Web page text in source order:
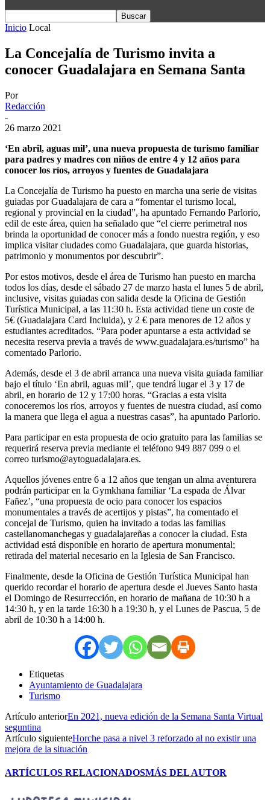
Inicio Local
La Concejalía de Turismo invita a
conocer Guadalajara en Semana Santa
Por
Redacción
-
26 marzo 2021
‘En abril, aguas mil’, una nueva propuesta de turismo familiar
para padres y madres con niños de entre 4 y 12 años para
conocer los ríos, arroyos y fuentes de Guadalajara
La Concejalía de Turismo ha puesto en marcha una serie de visitas
guiadas por Guadalajara de cara a “fomentar el turismo local,
regional y provincial en la ciudad”, ha apuntado Fernando Parlorio,
edil de este área, quien ha señalado que “el cierre perimetral nos
brinda la oportunidad de conocer más a fondo nuestra región, y eso
implica visitar ciudades como Guadalajara, que guarda historias,
patrimonio y monumentos por descubrir”.
Por estos motivos, desde el área de Turismo han puesto en marcha
todos los días, desde el sábado 27 de marzo hasta el lunes 5 de abril,
inclusive, visitas guiadas con salida desde la Oficina de Gestión
Turística Municipal, a las 11:30 h. Esta actividad tiene un coste de
5€ (Guadalajara Card Incluida), y 2 € para menores de 12 años y
estudiantes acreditados. “Para poder apuntarse a esta actividad se
necesita reserva previa a través de www.guadalajara.es/turismo” ha
comentado Parlorio.
Además, desde el 3 de abril arranca una nueva visita guiada familiar
bajo el título ‘En abril, aguas mil’, que tendrá lugar el 3 y 17 de
abril, en horario de 12 y 17:00 horas. “Gracias a esta visita
conoceremos los ríos, arroyos y fuentes de nuestra ciudad, así como
la manera que llega el agua a nuestras casas”, ha apuntado Parlorio.
Para participar en esta propuesta de ocio gratuito para las familias se
requerirá reserva previa mediante el teléfono 949 887 099 o el
correo turismo@aytoguadalajara.es.
Aquellos jóvenes entre 6 a 12 años que tengan un alma aventurera
podrán participar en la Gymkhana familiar ‘La espada de Álvar
Fañez’, “una propuesta de ocio para conocer los espacios
monumentales a través de acertijos y pistas”, ha comentado el
concejal de Turismo, quien ha invitado a todas las familias
castellanomanchegas y guadalajareñas a conocer la ciudad. Esta
actividad está disponible en horario de apertura monumental;
retirada del material necesario en la Iglesia de San Francisco.
Finalmente, desde la Oficina de Gestión Turística Municipal han
querido recordar el horario de apertura desde el Jueves Santo hasta
el Domingo de Resurrección, en horario de mañana de 10:30 h a
14:30 h, y en la tarde 16:30 h a 19:30 h, y el Lunes de Pascua, 5 de
abril de 10:30 h a 14:00 h.
Etiquetas
Ayuntamiento de Guadalajara
Turismo
Artículo anteriorEn 2021, nueva edición de la Semana Santa Virtual
seguntina
Artículo siguienteHorche pasa a nivel 3 reforzado al no existir una
mejora de la situación
ARTÍCULOS RELACIONADOSMÁS DEL AUTOR